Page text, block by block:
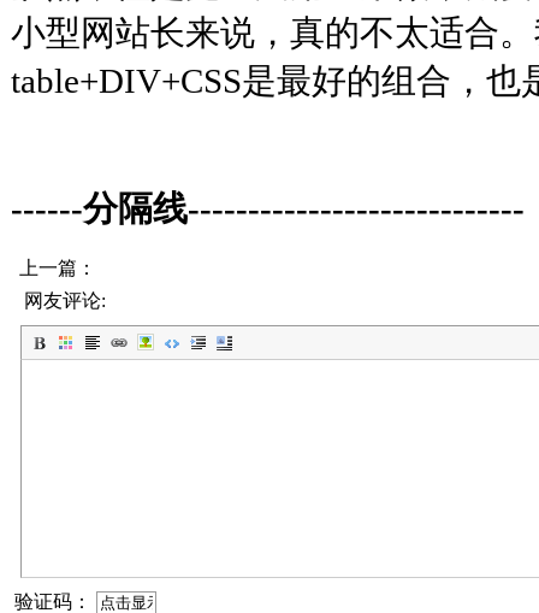
小型网站长来说，真的不太适合
table+DIV+CSS是最好的组合，
------分隔线----------------------------
上一篇：
网友评论:
验证码：